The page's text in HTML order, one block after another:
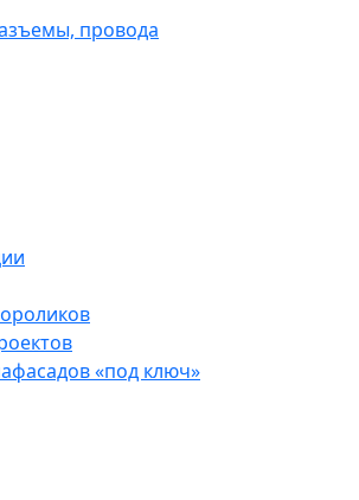
провода
«под ключ»